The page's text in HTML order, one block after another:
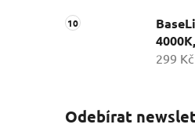
299 Kč
Odebírat